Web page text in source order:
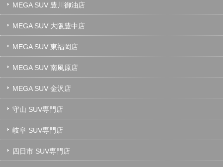
MEGA SUV 豊川御油店
MEGA SUV 大阪豊中店
MEGA SUV 東福岡店
MEGA SUV 南風原店
MEGA SUV 金沢店
守山 SUV専門店
岐阜 SUV専門店
四日市 SUV専門店